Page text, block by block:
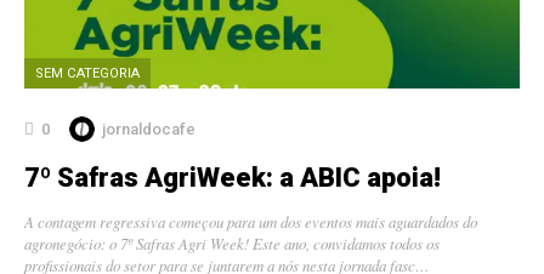
SEM CATEGORIA
0 jornaldocafe
7º Safras AgriWeek: a ABIC apoia!
A contagem regressiva começou para um dos eventos mais aguardados do
agronegócio: o 7º Safras Agri Week! Este ano, convidamos todos os
profissionais do setor para se juntarem a nós nesta jornada fasc…